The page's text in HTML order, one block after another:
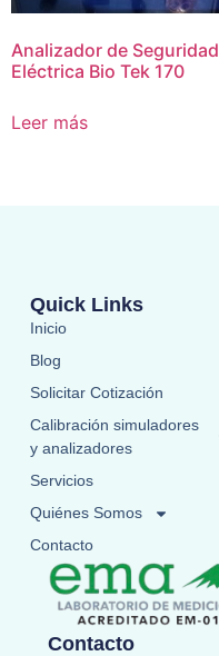
Analizador de Seguridad
Eléctrica Bio Tek 170
Leer más
Quick Links
Inicio
Blog
Solicitar Cotización
Calibración simuladores
y analizadores
Servicios
Quiénes Somos
Contacto
Contacto